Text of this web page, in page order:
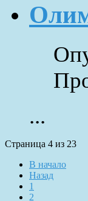
...
Страница 4 из 23
В начало
Назад
1
2